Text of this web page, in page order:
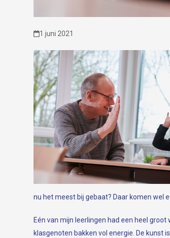
1 juni 2021
nu het meest bij gebaat? Daar komen wel
Eén van mijn leerlingen had een heel
klasgenoten bakken vol energie. De kunst